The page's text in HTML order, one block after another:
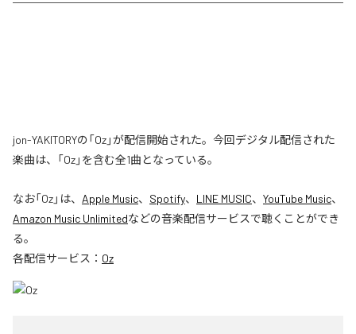
jon-YAKITORYの「Oz」が配信開始された。今回デジタル配信された
楽曲は、「Oz」を含む全1曲となっている。
なお「Oz」は、 Apple Music、 Spotify、 LINE MUSIC、 YouTube Music、
Amazon Music Unlimitedなどの音楽配信サービスで聴くことができ
る。
各配信サービス： Oz